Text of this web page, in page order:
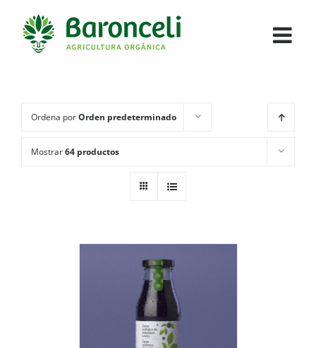
Ordena porOrden predeterminado
Mostrar64 productos